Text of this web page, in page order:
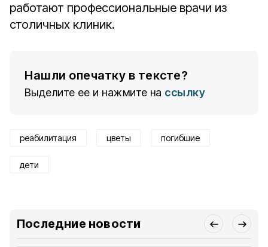
работают профессиональные врачи из
столичных клиник.
Нашли опечатку в тексте?
Выделите ее и нажмите на ссылку
реабилитация цветы погибшие
дети
Последние новости